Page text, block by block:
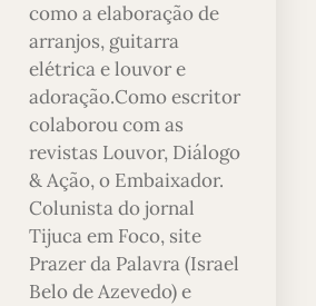
como a elaboração de
arranjos, guitarra
elétrica e louvor e
adoração.Como escritor
colaborou com as
revistas Louvor, Diálogo
& Ação, o Embaixador.
Colunista do jornal
Tijuca em Foco, site
Prazer da Palavra (Israel
Belo de Azevedo) e